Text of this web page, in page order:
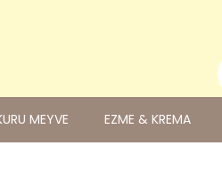
MEYVE EZME & KREMA